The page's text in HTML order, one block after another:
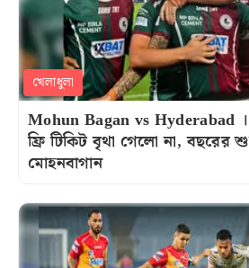
খেলাধুলা
Mohun Bagan vs Hyderabad ।
ফ্রি টিকিট বৃথা গেলো না,
মোহনবাগান